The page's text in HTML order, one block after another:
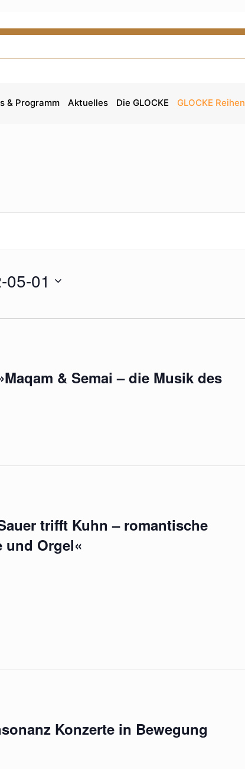
& Programm Aktuelles Die GLOCKE GLOCKE Reihen
05-01
& Semai – die Musik des
trifft Kuhn – romantische
und Orgel«
Konzerte in Bewegung